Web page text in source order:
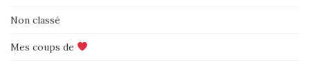
Non classé
Mes coups de